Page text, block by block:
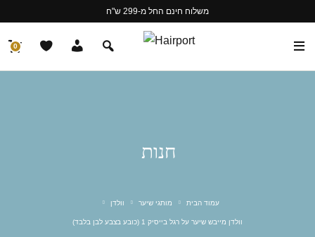
משלוח חינם החל מ-299 ש"ח
0
חנות
עמוד הבית מותגי שיער וולדן
וולדן מייבש שיער על רגל בייסיק 1 (כובע בצבע לבן בלבד)